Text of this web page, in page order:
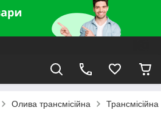
Олива трансмісійна